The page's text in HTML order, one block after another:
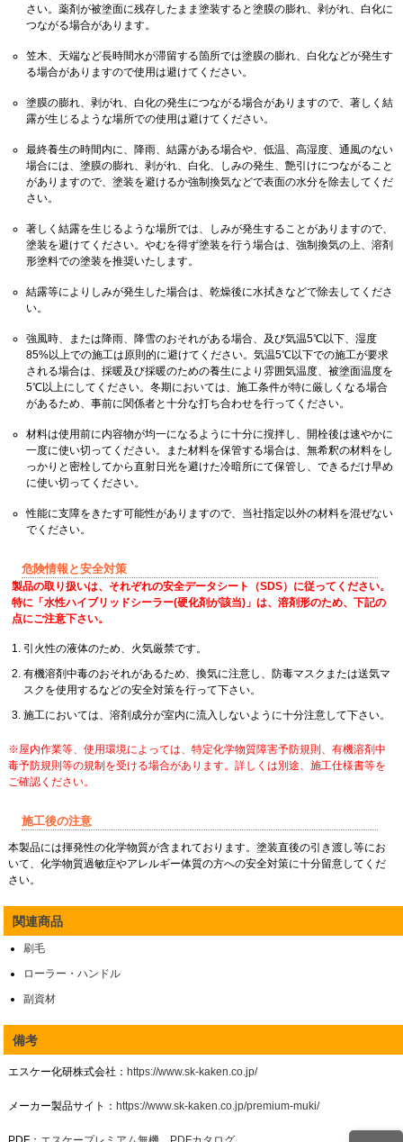
さい。薬剤が被塗面に残存したまま塗装すると塗膜の膨れ、剥がれ、白化に
つながる場合があります。
笠木、天端など長時間水が滞留する箇所では塗膜の膨れ、白化などが発生す
る場合がありますので使用は避けてください。
塗膜の膨れ、剥がれ、白化の発生につながる場合がありますので、著しく結
露が生じるような場所での使用は避けてください。
最終養生の時間内に、降雨、結露がある場合や、低温、高湿度、通風のない
場合には、塗膜の膨れ、剥がれ、白化、しみの発生、艶引けにつながること
がありますので、塗装を避けるか強制換気などで表面の水分を除去してくだ
さい。
著しく結露を生じるような場所では、しみが発生することがありますので、
塗装を避けてください。やむを得ず塗装を行う場合は、強制換気の上、溶剤
形塗料での塗装を推奨いたします。
結露等によりしみが発生した場合は、乾燥後に水拭きなどで除去してくださ
い。
強風時、または降雨、降雪のおそれがある場合、及び気温5℃以下、湿度
85%以上での施工は原則的に避けてください。気温5℃以下での施工が要求
される場合は、採暖及び採暖のための養生により雰囲気温度、被塗面温度を
5℃以上にしてください。冬期においては、施工条件が特に厳しくなる場合
があるため、事前に関係者と十分な打ち合わせを行ってください。
材料は使用前に内容物が均一になるように十分に撹拌し、開栓後は速やかに
一度に使い切ってください。また材料を保管する場合は、無希釈の材料をし
っかりと密栓してから直射日光を避けた冷暗所にて保管し、できるだけ早め
に使い切ってください。
性能に支障をきたす可能性がありますので、当社指定以外の材料を混ぜない
でください。
危険情報と安全対策
製品の取り扱いは、それぞれの安全データシート（SDS）に従ってください。
特に「水性ハイブリッドシーラー(硬化剤が該当)」は、溶剤形のため、下記の
点にご注意下さい。
引火性の液体のため、火気厳禁です。
有機溶剤中毒のおそれがあるため、換気に注意し、防毒マスクまたは送気マ
スクを使用するなどの安全対策を行って下さい。
施工においては、溶剤成分が室内に流入しないように十分注意して下さい。
※屋内作業等、使用環境によっては、特定化学物質障害予防規則、有機溶剤中
毒予防規則等の規制を受ける場合があります。詳しくは別途、施工仕様書等を
ご確認ください。
施工後の注意
本製品には揮発性の化学物質が含まれております。塗装直後の引き渡し等にお
いて、化学物質過敏症やアレルギー体質の方への安全対策に十分留意してくだ
さい。
関連商品
刷毛
ローラー・ハンドル
副資材
備考
エスケー化研株式会社： https://www.sk-kaken.co.jp/
メーカー製品サイト： https://www.sk-kaken.co.jp/premium-muki/